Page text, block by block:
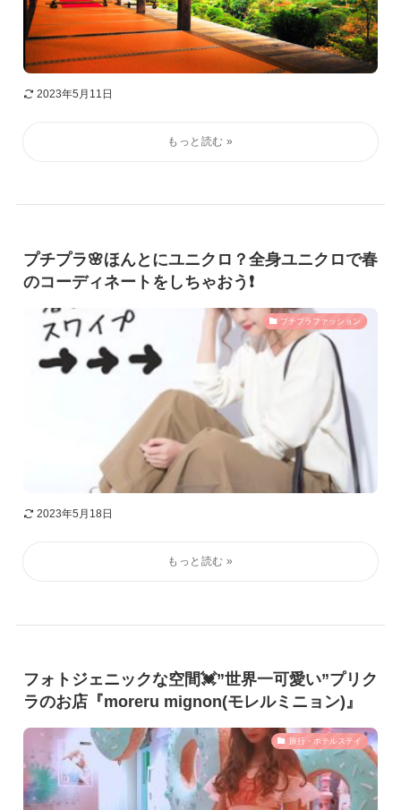
2023年5月11日
プチプラ🌸ほんとにユニクロ？全身ユニクロで春
のコーディネートをしちゃおう❗️
プチプラファッション
2023年5月18日
フォトジェニックな空間💓”世界一可愛い”プリク
ラのお店『moreru mignon(モレルミニョン)』
旅行・ホテルステイ